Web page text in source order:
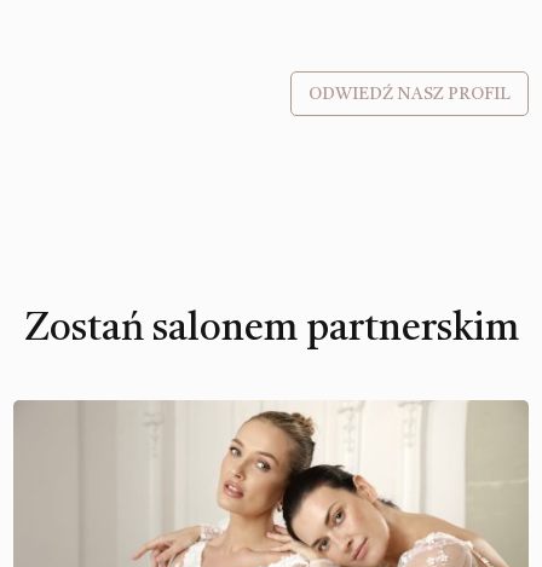
ODWIEDŹ NASZ PROFIL
Zostań salonem partnerskim